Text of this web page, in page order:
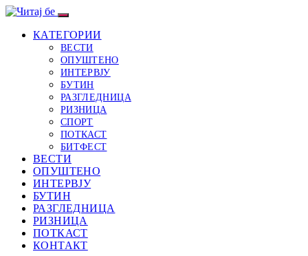
КАТЕГОРИИ
ВЕСТИ
ОПУШТЕНО
ИНТЕРВЈУ
БУТИН
РАЗГЛЕДНИЦА
РИЗНИЦА
СПОРТ
ПОТКАСТ
БИТФЕСТ
ВЕСТИ
ОПУШТЕНО
ИНТЕРВЈУ
БУТИН
РАЗГЛЕДНИЦА
РИЗНИЦА
ПОТКАСТ
КОНТАКТ